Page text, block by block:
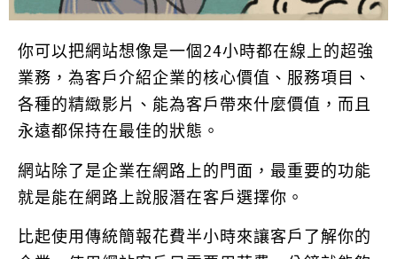
你可以把網站想像是一個24小時都在線上的超強
業務，為客戶介紹企業的核心價值、服務項目、
各種的精緻影片、能為客戶帶來什麼價值，而且
永遠都保持在最佳的狀態。
網站除了是企業在網路上的門面，最重要的功能
就是能在網路上說服潛在客戶選擇你。
比起使用傳統簡報花費半小時來讓客戶了解你的